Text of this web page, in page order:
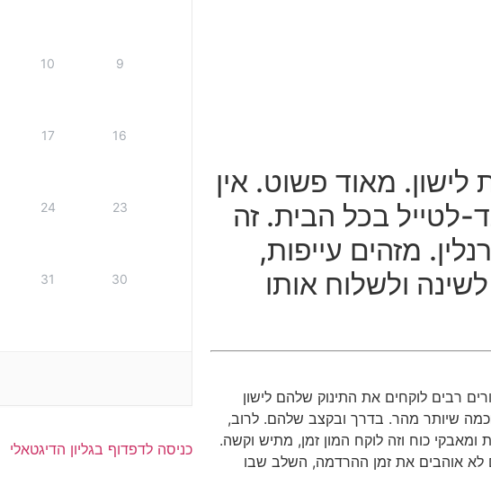
לישון. מאוד פשוט. אין
לטייל בכל הבית. זה
מזהים עייפות,
ולשלוח אותו
רבים לוקחים את התינוק שלהם לישון
וכמה שיותר מהר. בדרך ובקצב שלהם. לרוב,
כוח וזה לוקח המון זמן, מתיש וקשה.
לא אוהבים את זמן ההרדמה, השלב שבו
9
10
16
17
23
24
30
31
כניסה לדפדוף בגליון הדיגטאלי